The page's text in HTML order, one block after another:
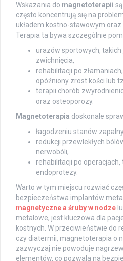
Wskazania do magnetoterapii
często koncentrują się na
układem kostno-stawowym
Terapia ta bywa szczególnie
urazów sportowych, takich
zwichnięcia,
rehabilitacji po
opóźniony zrost kości lub
terapii chorób
oraz osteoporozy.
Magnetoterapia doskonale
łagodzeniu stanów
redukcji przewlekłych
nerwobóli,
rehabilitacji po
endoprotezy.
Warto w tym miejscu rozwiać
bezpieczeństwa implantów
magnetyczne a śruby w nodze
metalowe, jest kluczowa dla
kostnych. W przeciwieństwie do
czy diatermii, magnetoterapia o
zazwyczaj nie powoduje
elementów, co pozwala na